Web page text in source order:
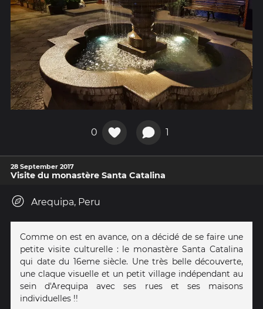
0 1
28 September 2017
Visite du monastère Santa Catalina
Arequipa, Peru
Comme on est en avance, on a décidé de se faire une
petite visite culturelle : le monastère Santa Catalina
qui date du 16eme siècle. Une très belle découverte,
une claque visuelle et un petit village indépendant au
sein d'Arequipa avec ses rues et ses maisons
individuelles !!